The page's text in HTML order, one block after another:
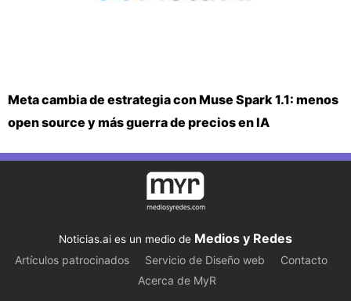
Meta cambia de estrategia con Muse Spark 1.1: menos
open source y más guerra de precios en IA
Noticias.ai es un medio de Medios y Redes
Artículos patrocinados Servicio de Diseño web
Contacto
Acerca de MyR